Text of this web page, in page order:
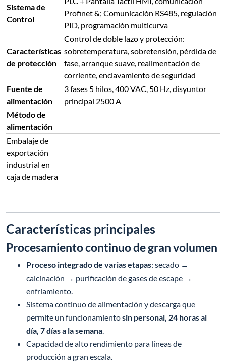
Sistema de
Control
Profinet &; Comunicación RS485, regulación
PID, programación multicurva
Características
de protección
Control de doble lazo y protección:
sobretemperatura, sobretensión, pérdida de
fase, arranque suave, realimentación de
corriente, enclavamiento de seguridad
Fuente de
alimentación
3 fases 5 hilos, 400 VAC, 50 Hz, disyuntor
principal 2500 A
Método de
alimentación
Embalaje de
exportación
industrial en
caja de madera
Características principales
Procesamiento continuo de gran volumen
Proceso integrado de varias etapas: secado →
calcinación → purificación de gases de escape →
enfriamiento.
Sistema continuo de alimentación y descarga que
permite un funcionamientosin personal, 24 horas al
día, 7 días a la semana.
Capacidad de alto rendimiento para líneas de
producción a gran escala.